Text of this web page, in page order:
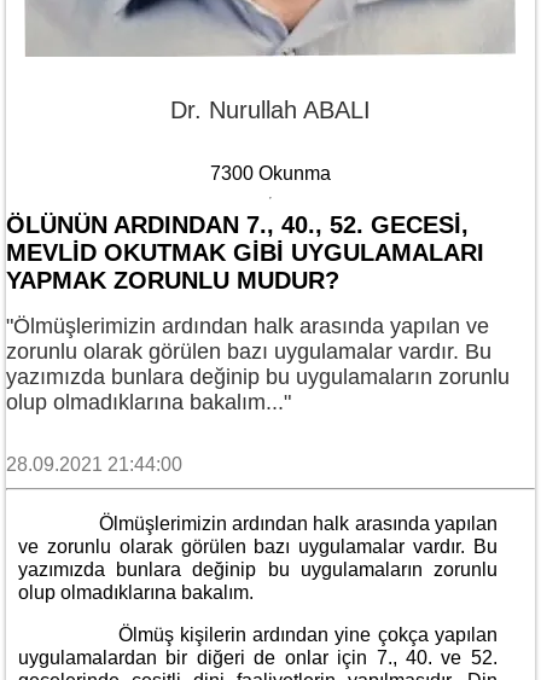
Dr. Nurullah ABALI
7300 Okunma
ÖLÜNÜN ARDINDAN 7., 40., 52. GECESİ,
MEVLİD OKUTMAK GİBİ UYGULAMALARI
YAPMAK ZORUNLU MUDUR?
"Ölmüşlerimizin ardından halk arasında yapılan ve
zorunlu olarak görülen bazı uygulamalar vardır. Bu
yazımızda bunlara değinip bu uygulamaların zorunlu
olup olmadıklarına bakalım..."
28.09.2021 21:44:00
Ölmüşlerimizin ardından halk arasında yapılan
ve zorunlu olarak görülen bazı uygulamalar vardır. Bu
yazımızda bunlara değinip bu uygulamaların zorunlu
olup olmadıklarına bakalım.
Ölmüş kişilerin ardından yine çokça yapılan
uygulamalardan bir diğeri de onlar için 7., 40. ve 52.